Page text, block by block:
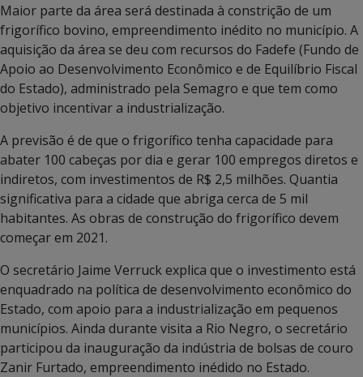
Maior parte da área será destinada à constrição de um
frigorífico bovino, empreendimento inédito no município. A
aquisição da área se deu com recursos do Fadefe (Fundo de
Apoio ao Desenvolvimento Econômico e de Equilíbrio Fiscal
do Estado), administrado pela Semagro e que tem como
objetivo incentivar a industrialização.
A previsão é de que o frigorífico tenha capacidade para
abater 100 cabeças por dia e gerar 100 empregos diretos e
indiretos, com investimentos de R$ 2,5 milhões. Quantia
significativa para a cidade que abriga cerca de 5 mil
habitantes. As obras de construção do frigorífico devem
começar em 2021.
O secretário Jaime Verruck explica que o investimento está
enquadrado na política de desenvolvimento econômico do
Estado, com apoio para a industrialização em pequenos
municípios. Ainda durante visita a Rio Negro, o secretário
participou da inauguração da indústria de bolsas de couro
Zanir Furtado, empreendimento inédido no Estado.